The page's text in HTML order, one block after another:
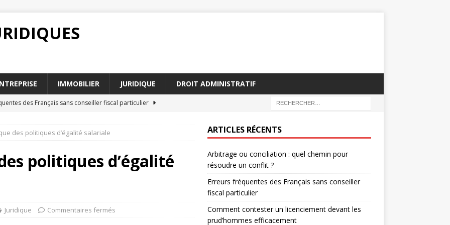
IMMOBILIER JURIDIQUE DROIT ADMINISTRATIF
des Français sans conseiller fiscal particulier
contester un licenciement devant les prud’hommes efficacement
situations où l’indemnisation forfaitaire s’applique
conciliation : quel chemin pour résoudre un conflit ?
des politiques d’égalité salariale
politiques d’égalité
Juridique Commentaires fermés
ARTICLES RÉCENTS
Arbitrage ou conciliation : quel chemin pour
résoudre un conflit ?
Erreurs fréquentes des Français sans conseiller
fiscal particulier
Comment contester un licenciement devant les
prud’hommes efficacement